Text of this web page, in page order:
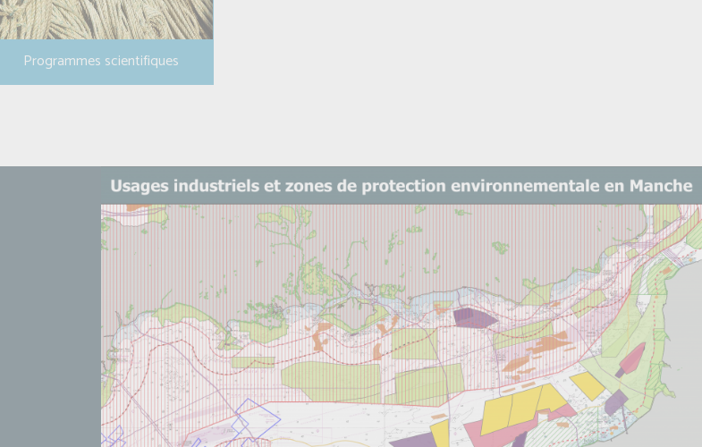
Programmes scientifiques